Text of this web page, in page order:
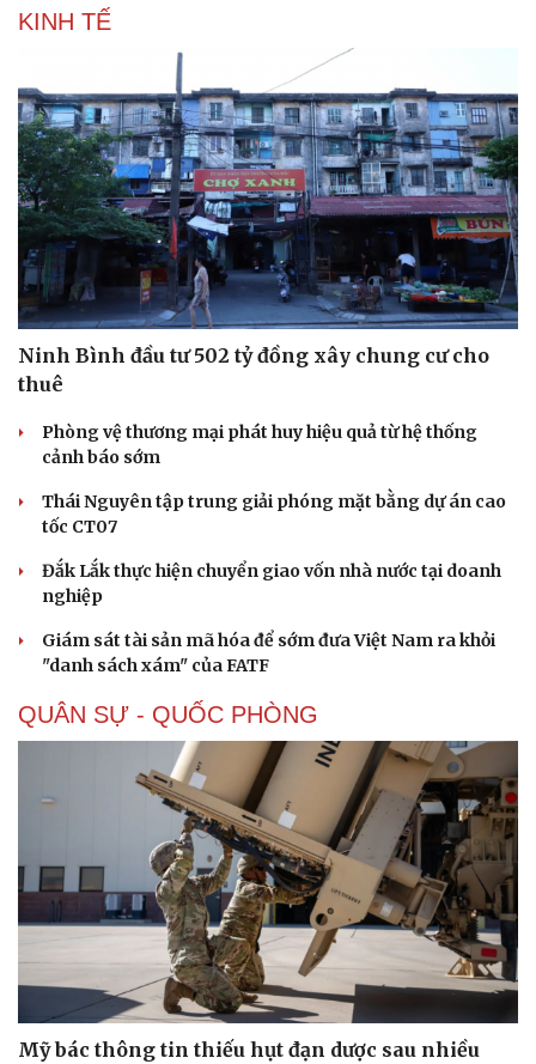
KINH TẾ
Ninh Bình đầu tư 502 tỷ đồng xây chung cư cho
thuê
Phòng vệ thương mại phát huy hiệu quả từ hệ thống
cảnh báo sớm
Thái Nguyên tập trung giải phóng mặt bằng dự án cao
tốc CT07
Đắk Lắk thực hiện chuyển giao vốn nhà nước tại doanh
nghiệp
Giám sát tài sản mã hóa để sớm đưa Việt Nam ra khỏi
"danh sách xám" của FATF
QUÂN SỰ - QUỐC PHÒNG
Mỹ bác thông tin thiếu hụt đạn dược sau nhiều